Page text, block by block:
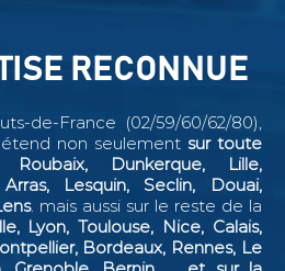
RECONNUE
de-France (02/59/60/62/80),
non seulementsur toute
Roubaix, Dunkerque, Lille,
Lesquin, Seclin,
Douai,
. mais aussi sur le reste de la
Lyon, Toulouse, Nice, Calais,
Bordeaux, Rennes, Le